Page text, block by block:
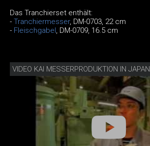
Das Tranchierset enthält:
- Tranchiermesser, DM-0703, 22 cm
- Fleischgabel, DM-0709, 16.5 cm
VIDEO KAI MESSERPRODUKTION IN JAPAN